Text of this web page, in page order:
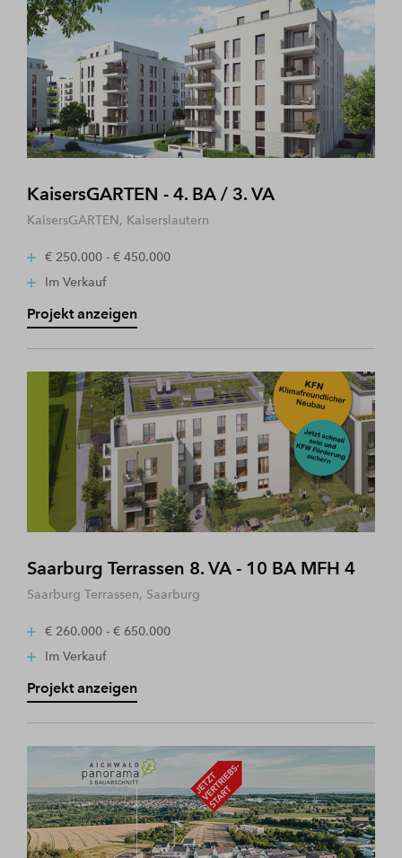
KaisersGARTEN - 4. BA / 3. VA
KaisersGARTEN, Kaiserslautern
€ 250.000 - € 450.000
Im Verkauf
Projekt anzeigen
Saarburg Terrassen 8. VA - 10 BA MFH 4
Saarburg Terrassen, Saarburg
€ 260.000 - € 650.000
Im Verkauf
Projekt anzeigen